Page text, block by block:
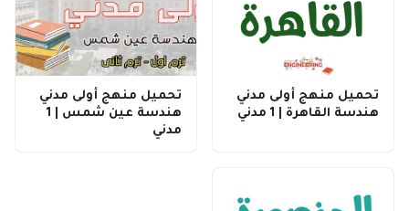
تحميل منهج أولى مدني
هندسة القاهرة | 1 مدني
تحميل منهج أولى مدني
هندسة عين شمس | 1
مدني